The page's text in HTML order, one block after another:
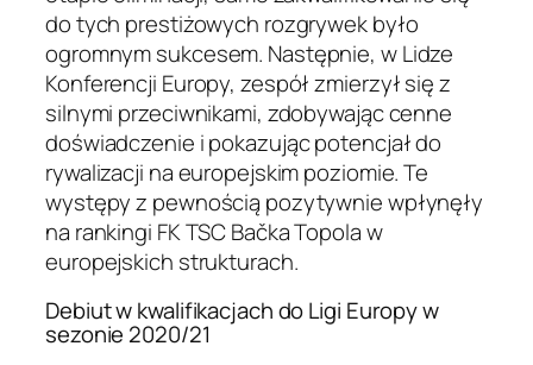
do tych prestiżowych rozgrywek było
ogromnym sukcesem. Następnie, w Lidze
Konferencji Europy, zespół zmierzył się z
silnymi przeciwnikami, zdobywając cenne
doświadczenie i pokazując potencjał do
rywalizacji na europejskim poziomie. Te
występy z pewnością pozytywnie wpłynęły
na rankingi FK TSC Bačka Topola w
europejskich strukturach.
Debiut w kwalifikacjach do Ligi Europy w
sezonie 2020/21